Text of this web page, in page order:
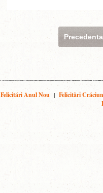
Precedenta
Felicitări Anul Nou | Felicitări